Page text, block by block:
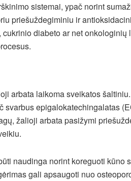
sistemai, ypač norint
priešuždegiminiu ir
diabeto ar net
arbata laikoma sveikatos
svarbus epigalokatechingalatas
žalioji arbata pasižymi
naudinga norint koreguoti kūno
gali apsaugoti nuo